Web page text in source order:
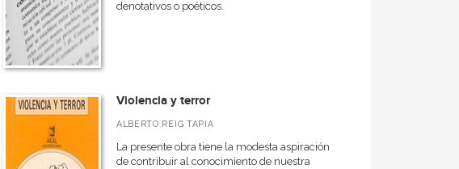
denotativos o poéticos.
Violencia y terror
ALBERTO REIG TAPIA
La presente obra tiene la modesta aspiración
de contribuir al conocimiento de nuestra